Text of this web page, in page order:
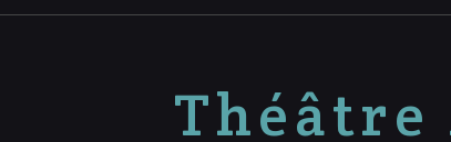
Théâtre